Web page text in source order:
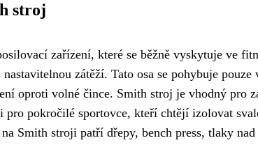
stroj
zařízení, které se běžně vyskytuje ve
nastavitelnou zátěží. Tato osa se pohybuje
oproti volné čince. Smith stroj je vhodný pro
pro pokročilé sportovce, kteří chtějí izolovat
Smith stroji patří dřepy, bench press, tlaky